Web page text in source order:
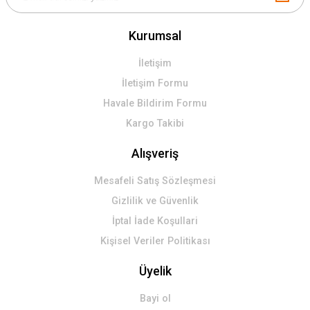
Kurumsal
İletişim
İletişim Formu
Havale Bildirim Formu
Kargo Takibi
Alışveriş
Mesafeli Satış Sözleşmesi
Gizlilik ve Güvenlik
İptal İade Koşullari
Kişisel Veriler Politikası
Üyelik
Bayi ol